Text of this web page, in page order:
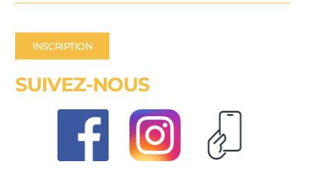
INSCRIPTION
SUIVEZ-NOUS